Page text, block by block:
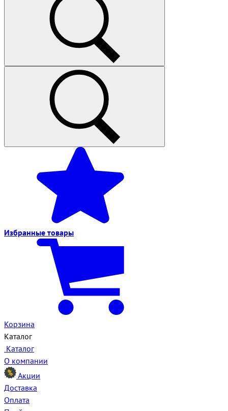
Избранные товары
Корзина
Каталог
Каталог
О компании
Акции
Доставка
Оплата